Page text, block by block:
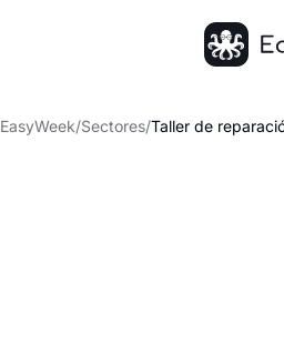
EasyWeek/Sectores/Taller de